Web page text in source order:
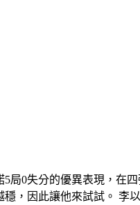
0失分的優異表現，在
，因此讓他來試試。 李